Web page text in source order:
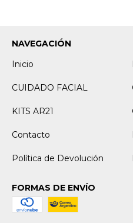
NAVEGACIÓN
Inicio
CUIDADO FACIAL
KITS AR21
Contacto
Política de Devolución
FORMAS DE ENVÍO